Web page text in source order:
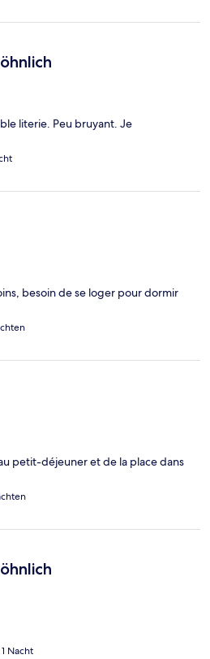
literie. Peu bruyant. Je
besoin de se loger pour dormir
petit-déjeuner et de la place dans
Nacht